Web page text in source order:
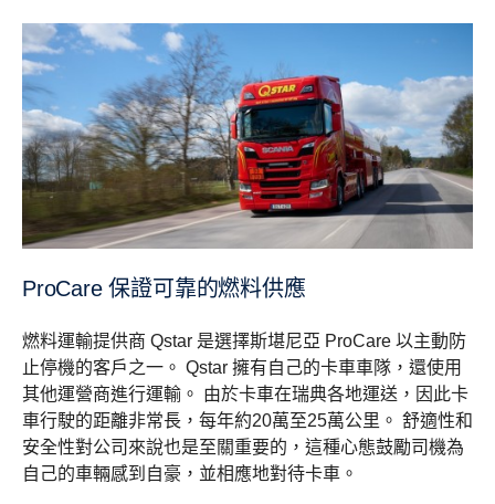
ProCare 保證可靠的燃料供應
燃料運輸提供商 Qstar 是選擇斯堪尼亞 ProCare 以主動防
止停機的客戶之一。 Qstar 擁有自己的卡車車隊，還使用
其他運營商進行運輸。 由於卡車在瑞典各地運送，因此卡
車行駛的距離非常長，每年約20萬至25萬公里。 舒適性和
安全性對公司來說也是至關重要的，這種心態鼓勵司機為
自己的車輛感到自豪，並相應地對待卡車。